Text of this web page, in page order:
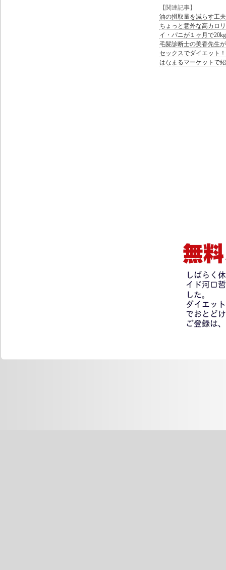
【関連記事】
油の摂取量を減らす工
ちょっと意外な高カロ
イ・パニが１ヶ月で
毛髪診断士の美香先生
セックスでダイエット
はなまるマーケットで